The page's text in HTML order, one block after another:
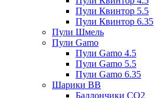
Пули Квинтор 5.5
Пули Квинтор 6.35
Пули Шмель
Пули Gamo
Пули Gamo 4.5
Пули Gamo 5.5
Пули Gamo 6.35
Шарики BB
Баллончики CO2